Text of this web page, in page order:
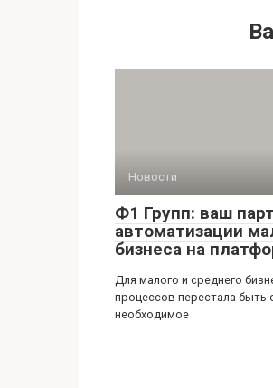
Новости
Ф1 Групп: ваш
автоматизации
бизнеса на
Для малого и среднего
процессов перестала быть
необходимое